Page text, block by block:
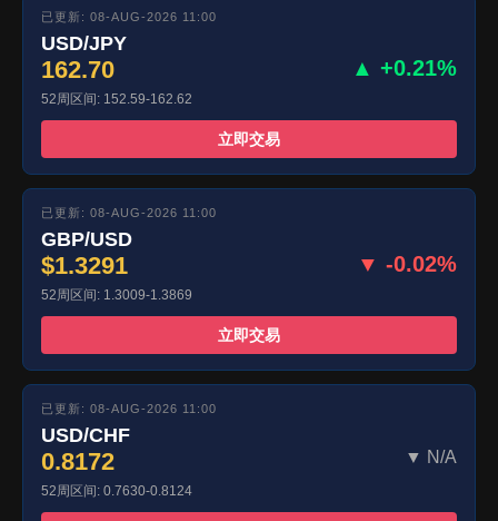
已更新: 08-AUG-2026 11:00
USD/JPY
162.70 ▲ +0.21%
52周区间: 152.59-162.62
立即交易
已更新: 08-AUG-2026 11:00
GBP/USD
$1.3291 ▼ -0.02%
52周区间: 1.3009-1.3869
立即交易
已更新: 08-AUG-2026 11:00
USD/CHF
0.8172 ▼ N/A
52周区间: 0.7630-0.8124